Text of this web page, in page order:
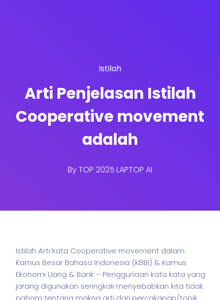
Istilah
Arti Penjelasan Istilah
Cooperative movement
adalah
ByTOP 2025 LAPTOP AI
Istilah Arti kata Cooperative movement dalam
Kamus Besar Bahasa Indonesia (KBBI) & Kamus
Ekonomi Uang & Bank – Penggunaan kata kata yang
jarang digunakan seringkali menyebabkan kita tidak
paham tentang makna arti dari percakapan/topik